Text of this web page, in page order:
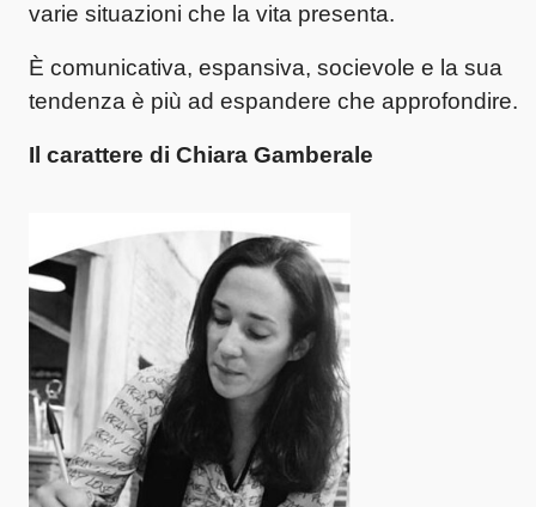
varie situazioni che la vita presenta.
È comunicativa, espansiva, socievole e la sua
tendenza è più ad espandere che approfondire.
Il carattere di Chiara Gamberale